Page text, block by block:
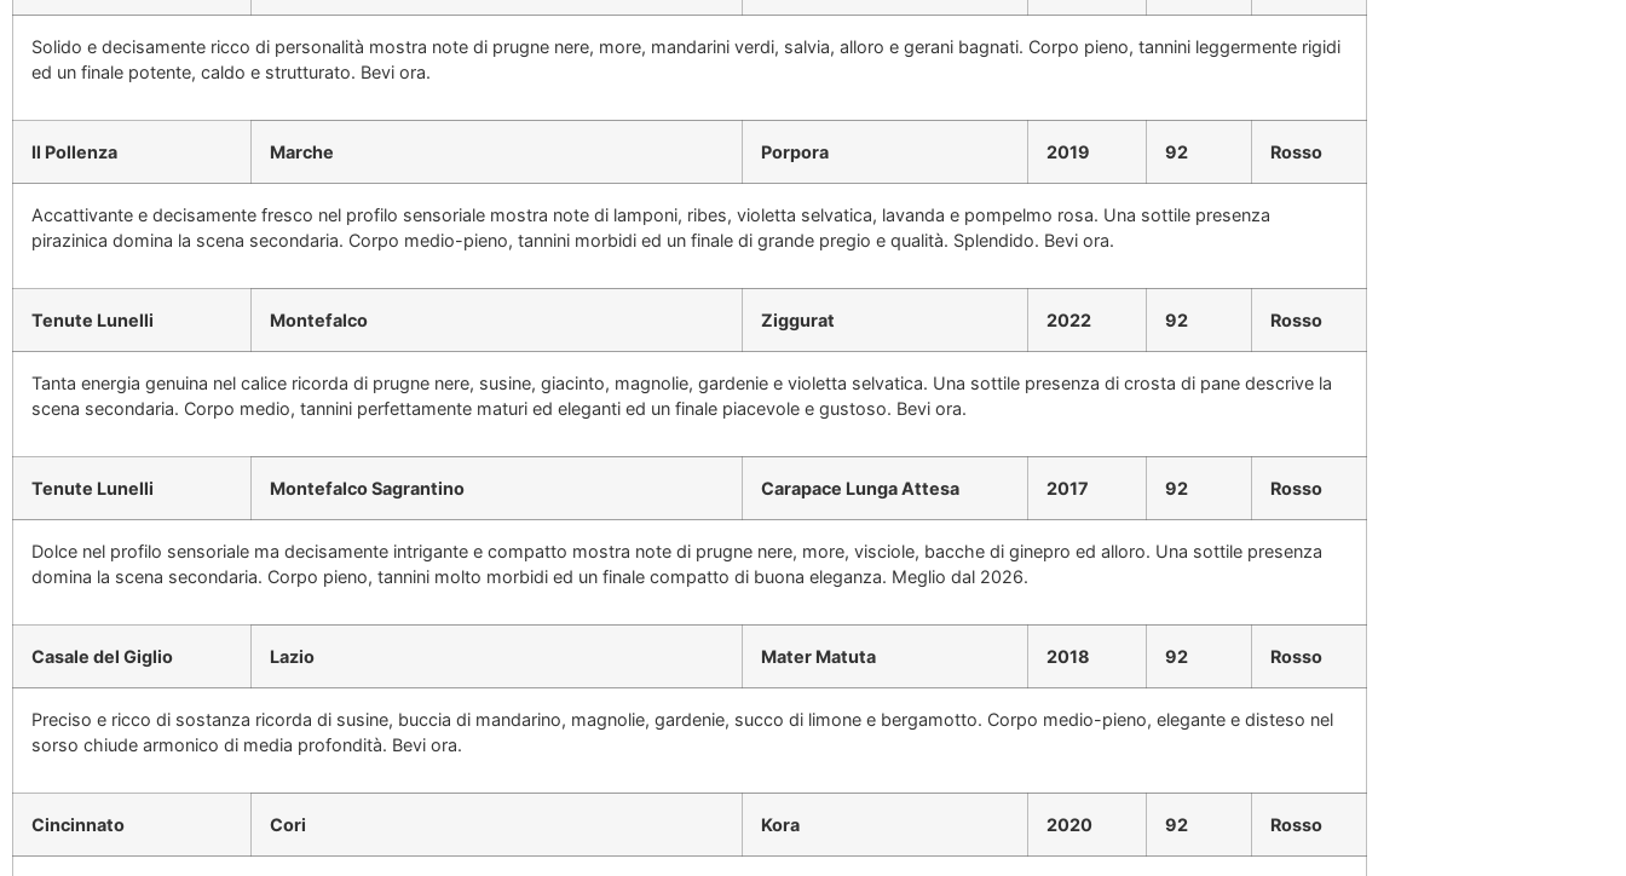
Solido e decisamente ricco di personalità mostra note di prugne nere, more, mandarini verdi, salvia, alloro e gerani bagnati. Corpo pieno, tannini leggermente rigidi
ed un finale potente, caldo e strutturato. Bevi ora.
Il Pollenza Marche Porpora 2019 92 Rosso
Accattivante e decisamente fresco nel profilo sensoriale mostra note di lamponi, ribes, violetta selvatica, lavanda e pompelmo rosa. Una sottile presenza
pirazinica domina la scena secondaria. Corpo medio-pieno, tannini morbidi ed un finale di grande pregio e qualità. Splendido. Bevi ora.
Tenute Lunelli Montefalco Ziggurat 2022 92 Rosso
Tanta energia genuina nel calice ricorda di prugne nere, susine, giacinto, magnolie, gardenie e violetta selvatica. Una sottile presenza di crosta di pane descrive la
scena secondaria. Corpo medio, tannini perfettamente maturi ed eleganti ed un finale piacevole e gustoso. Bevi ora.
Tenute Lunelli Montefalco Sagrantino Carapace Lunga Attesa 2017 92 Rosso
Dolce nel profilo sensoriale ma decisamente intrigante e compatto mostra note di prugne nere, more, visciole, bacche di ginepro ed alloro. Una sottile presenza
domina la scena secondaria. Corpo pieno, tannini molto morbidi ed un finale compatto di buona eleganza. Meglio dal 2026.
Casale del Giglio Lazio Mater Matuta 2018 92 Rosso
Preciso e ricco di sostanza ricorda di susine, buccia di mandarino, magnolie, gardenie, succo di limone e bergamotto. Corpo medio-pieno, elegante e disteso nel
sorso chiude armonico di media profondità. Bevi ora.
Cincinnato Cori Kora 2020 92 Rosso